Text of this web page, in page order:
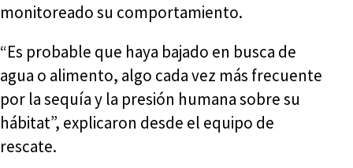
monitoreado su comportamiento.
“Es probable que haya bajado en busca de
agua o alimento, algo cada vez más frecuente
por la sequía y la presión humana sobre su
hábitat”, explicaron desde el equipo de
rescate.